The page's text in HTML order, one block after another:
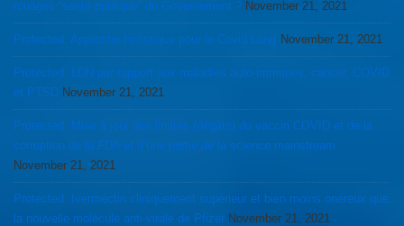
rouages “santé publique” du Governement ? November 21, 2021
Protected: Approche Holistique pour le Covid Long November 21, 2021
Protected: LDN par rapport aux maladies auto-immunes, cancer, COVID
et PTSD November 21, 2021
Protected: Mise à jour des limites (dégâts) du vaccin COVID et de la
corruption de la FDA et d’une partie de la science mainstream
November 21, 2021
Protected: Ivermectin cliniquement supérieur et bien moins onéreux que
la nouvelle molécule anti-virale de Pfizer November 21, 2021